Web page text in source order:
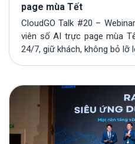
page mùa Tết
CloudGO Talk #20 –
viên số AI trực page mùa
24/7, giữ khách, không bỏ lỡ